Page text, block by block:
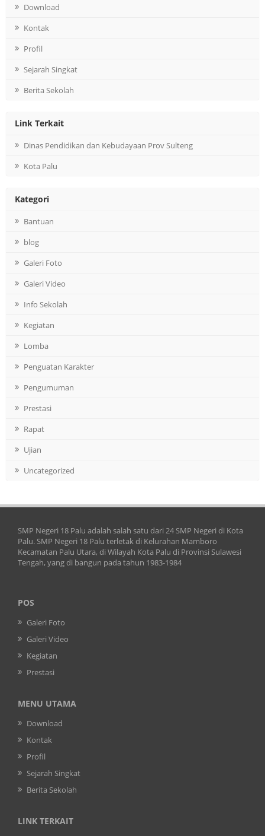
Download
Kontak
Profil
Sejarah Singkat
Berita Sekolah
Link Terkait
Dinas Pendidikan dan Kebudayaan Prov Sulteng
Kota Palu
Kategori
Bantuan
blog
Galeri Foto
Galeri Video
Info Sekolah
Kegiatan
Lomba
Penguatan Karakter
Pengumuman
Prestasi
Rapat
Ujian
Uncategorized
SMP Negeri 18 Palu adalah salah satu dari 24 SMP Negeri di Kota
Palu. SMP Negeri 18 Palu terletak di Kelurahan Mamboro
Kecamatan Palu Utara, di Wilayah Kota Palu di Provinsi Sulawesi
Tengah, yang di bangun pada tahun 1983-1984
POS
Galeri Foto
Galeri Video
Kegiatan
Prestasi
MENU UTAMA
Download
Kontak
Profil
Sejarah Singkat
Berita Sekolah
LINK TERKAIT